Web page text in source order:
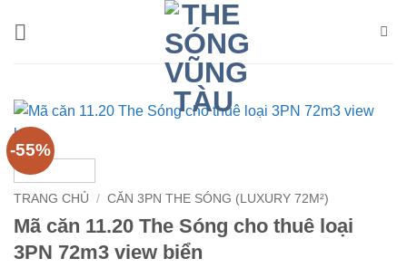
-55%
TRANG CHỦ / CĂN 3PN THE SÓNG (LUXURY 72M²)
Mã căn 11.20 The Sóng cho thuê loại
3PN 72m3 view biển